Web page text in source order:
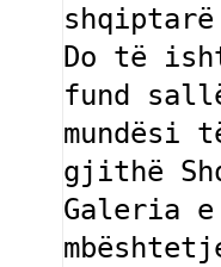
Do të
fund
mundësi
gjithë
Galeria e